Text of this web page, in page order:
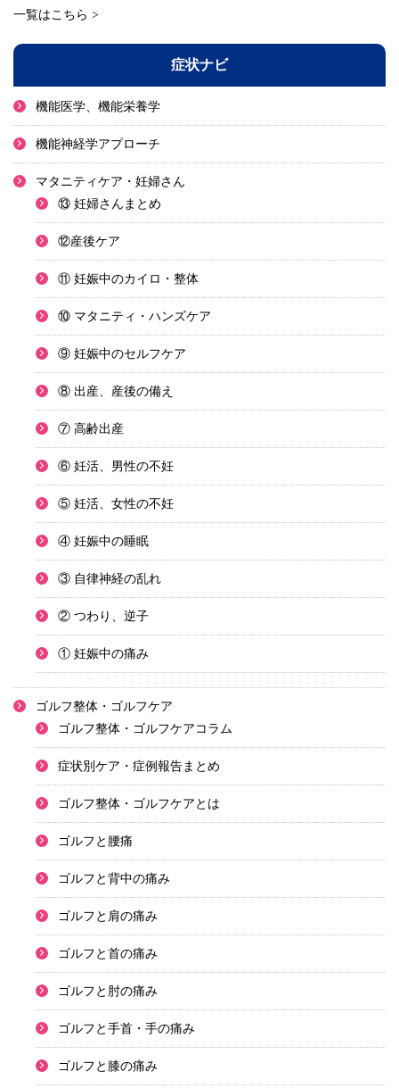
一覧はこちら >
症状ナビ
機能医学、機能栄養学
機能神経学アプローチ
マタニティケア・妊婦さん
⑬ 妊婦さんまとめ
⑫産後ケア
⑪ 妊娠中のカイロ・整体
⑩ マタニティ・ハンズケア
⑨ 妊娠中のセルフケア
⑧ 出産、産後の備え
⑦ 高齢出産
⑥ 妊活、男性の不妊
⑤ 妊活、女性の不妊
④ 妊娠中の睡眠
③ 自律神経の乱れ
② つわり、逆子
① 妊娠中の痛み
ゴルフ整体・ゴルフケア
ゴルフ整体・ゴルフケアコラム
症状別ケア・症例報告まとめ
ゴルフ整体・ゴルフケアとは
ゴルフと腰痛
ゴルフと背中の痛み
ゴルフと肩の痛み
ゴルフと首の痛み
ゴルフと肘の痛み
ゴルフと手首・手の痛み
ゴルフと膝の痛み